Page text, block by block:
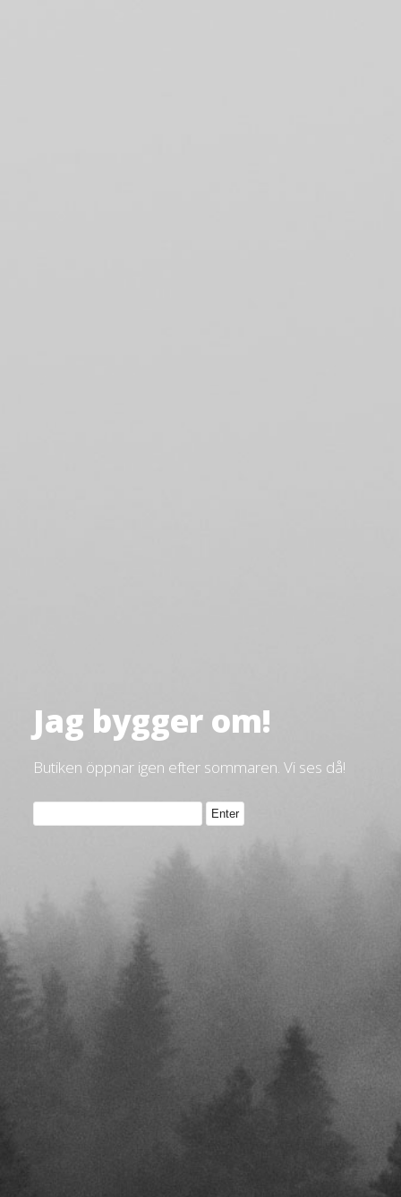
Jag bygger om!
Butiken öppnar igen efter sommaren. Vi ses då!